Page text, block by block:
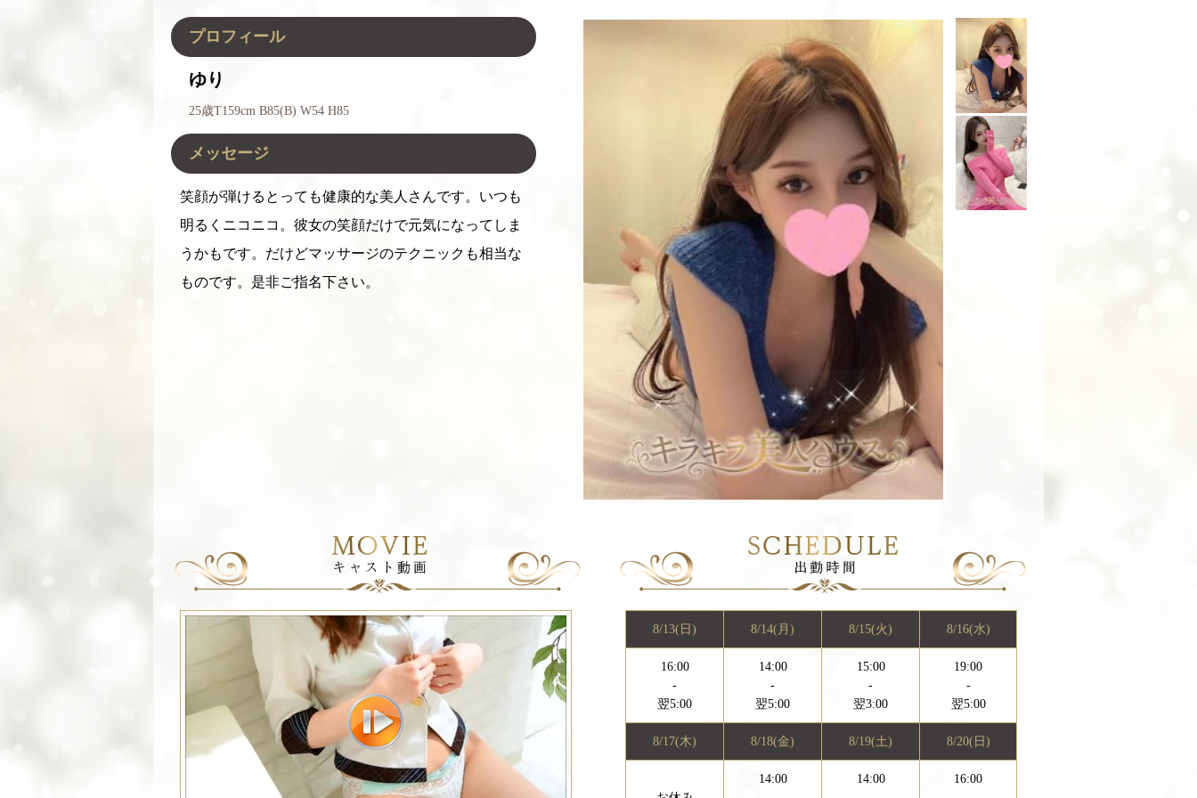
プロフィール
ゆり
25歳T159cm B85(B) W54 H85
メッセージ
笑顔が弾けるとっても健康的な美人さんです。いつも
明るくニコニコ。彼女の笑顔だけで元気になってしま
うかもです。だけどマッサージのテクニックも相当な
ものです。是非ご指名下さい。
8/13(日) 8/14(月) 8/15(火) 8/16(水)
16:00
-
翌5:00
14:00
-
翌5:00
15:00
-
翌3:00
19:00
-
翌5:00
8/17(木) 8/18(金) 8/19(土) 8/20(日)
14:00
14:00
16:00